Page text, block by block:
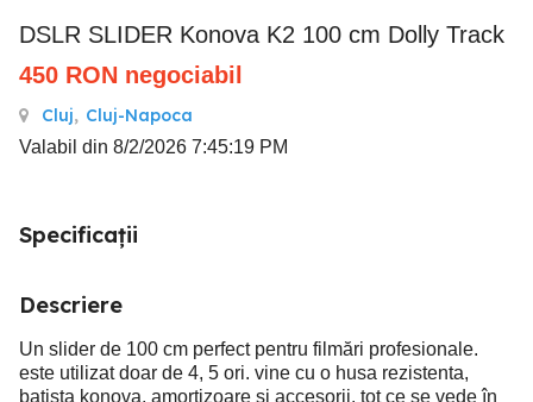
DSLR SLIDER Konova K2 100 cm Dolly Track
450 RON negociabil
Cluj, Cluj-Napoca
Valabil din 8/2/2026 7:45:19 PM
Specificații
Descriere
Un slider de 100 cm perfect pentru filmări profesionale.
este utilizat doar de 4, 5 ori. vine cu o husa rezistenta,
batista konova, amortizoare și accesorii. tot ce se vede în